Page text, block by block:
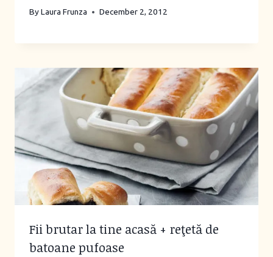
ByLaura Frunza December 2, 2012
Fii brutar la tine acasă + reţetă de
batoane pufoase